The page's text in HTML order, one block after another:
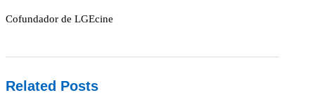
Cofundador de LGEcine
Related Posts